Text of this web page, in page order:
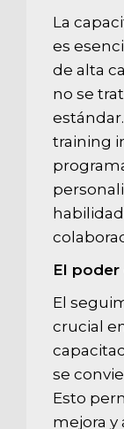
La
es
de alta
no se
training
El poder
El
crucial
se
Esto
mejora y